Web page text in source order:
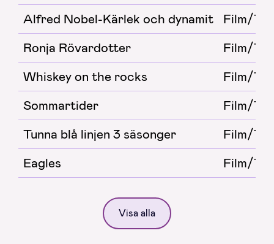
Alfred Nobel-Kärlek och dynamit
Film/TV
Ronja Rövardotter
Film/TV
Whiskey on the rocks
Film/TV
Sommartider
Film/TV
Tunna blå linjen 3 säsonger
Film/TV
Eagles
Film/TV
Visa alla